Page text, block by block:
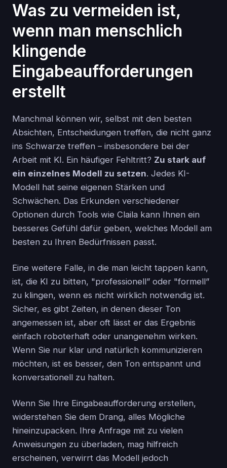
Was zu vermeiden ist,
wenn man menschlich
klingende
Eingabeaufforderungen
erstellt
Manchmal können wir, selbst mit den besten
Absichten, Entscheidungen treffen, die nicht ganz
ins Schwarze treffen – insbesondere bei der
Arbeit mit KI. Ein häufiger Fehltritt? Zu stark auf
ein einzelnes Modell zu setzen. Jedes KI-
Modell hat seine eigenen Stärken und
Schwächen. Das Erkunden verschiedener
Optionen durch Tools wie Claila kann Ihnen ein
besseres Gefühl dafür geben, welches Modell am
besten zu Ihren Bedürfnissen passt.
Eine weitere Falle, in die man leicht tappen kann,
ist, die KI zu bitten, "professionell” oder "formell”
zu klingen, wenn es nicht wirklich notwendig ist.
Sicher, es gibt Zeiten, in denen dieser Ton
angemessen ist, aber oft lässt er das Ergebnis
einfach roboterhaft oder unangenehm wirken.
Wenn Sie nur klar und natürlich kommunizieren
möchten, ist es besser, den Ton entspannt und
konversationell zu halten.
Wenn Sie Ihre Eingabeaufforderung erstellen,
widerstehen Sie dem Drang, alles Mögliche
hineinzupacken. Ihre Anfrage mit zu vielen
Anweisungen zu überladen, mag hilfreich
erscheinen, verwirrt das Modell jedoch